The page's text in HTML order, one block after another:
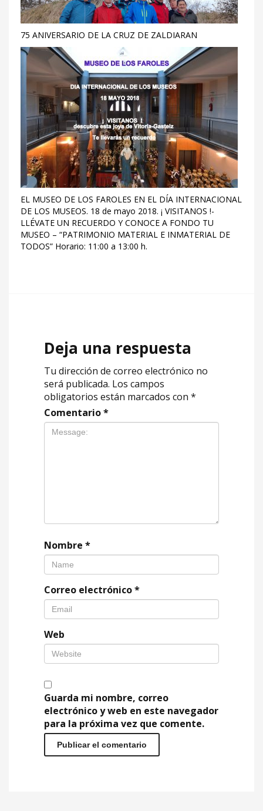
75 ANIVERSARIO DE LA CRUZ DE ZALDIARAN
EL MUSEO DE LOS FAROLES EN EL DÍA INTERNACIONAL
DE LOS MUSEOS. 18 de mayo 2018. ¡ VISITANOS !-
LLÉVATE UN RECUERDO Y CONOCE A FONDO TU
MUSEO – “PATRIMONIO MATERIAL E INMATERIAL DE
TODOS” Horario: 11:00 a 13:00 h.
Deja una respuesta
Tu dirección de correo electrónico no
será publicada. Los campos
obligatorios están marcados con *
Comentario*
Nombre *
Correo electrónico*
Web
Guarda mi nombre, correo
electrónico y web en este navegador
para la próxima vez que comente.